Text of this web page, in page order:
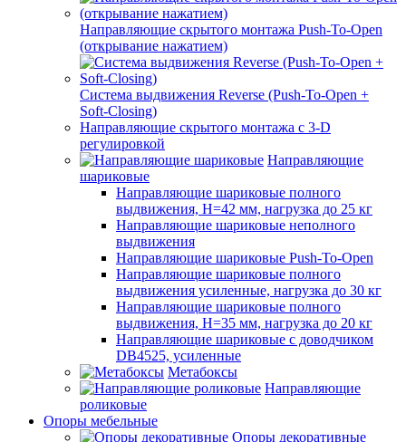
Направляющие скрытого монтажа Push-To-Open
(открывание нажатием)
Система выдвижения Reverse (Push-To-Open +
Soft-Closing)
Направляющие скрытого монтажа с 3-D
регулировкой
Направляющие
шариковые
Направляющие шариковые полного
выдвижения, H=42 мм, нагрузка до 25 кг
Направляющие шариковые неполного
выдвижения
Направляющие шариковые Push-To-Open
Направляющие шариковые полного
выдвижения усиленные, нагрузка до 30 кг
Направляющие шариковые полного
выдвижения, H=35 мм, нагрузка до 20 кг
Направляющие шариковые с доводчиком
DB4525, усиленные
Метабоксы
Направляющие
роликовые
Опоры мебельные
Опоры декоративные